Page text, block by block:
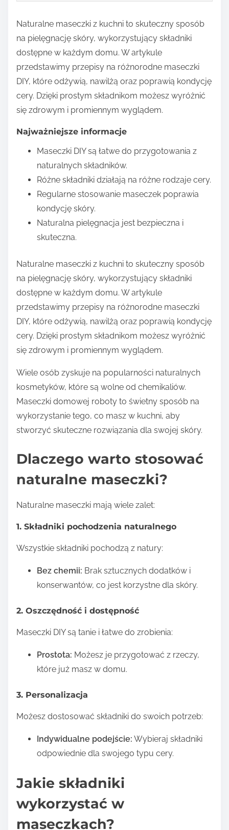
Naturalne maseczki z kuchni to skuteczny sposób
na pielęgnację skóry, wykorzystujący składniki
dostępne w każdym domu. W artykule
przedstawimy przepisy na różnorodne maseczki
DIY, które odżywią, nawilżą oraz poprawią kondycję
cery. Dzięki prostym składnikom możesz wyróżnić
się zdrowym i promiennym wyglądem.
Najważniejsze informacje
Maseczki DIY są łatwe do przygotowania z
naturalnych składników.
Różne składniki działają na różne rodzaje cery.
Regularne stosowanie maseczek poprawia
kondycję skóry.
Naturalna pielęgnacja jest bezpieczna i
skuteczna.
Naturalne maseczki z kuchni to skuteczny sposób
na pielęgnację skóry, wykorzystujący składniki
dostępne w każdym domu. W artykule
przedstawimy przepisy na różnorodne maseczki
DIY, które odżywią, nawilżą oraz poprawią kondycję
cery. Dzięki prostym składnikom możesz wyróżnić
się zdrowym i promiennym wyglądem.
Wiele osób zyskuje na popularności naturalnych
kosmetyków, które są wolne od chemikaliów.
Maseczki domowej roboty to świetny sposób na
wykorzystanie tego, co masz w kuchni, aby
stworzyć skuteczne rozwiązania dla swojej skóry.
Dlaczego warto stosować
naturalne maseczki?
Naturalne maseczki mają wiele zalet:
1. Składniki pochodzenia naturalnego
Wszystkie składniki pochodzą z natury:
Bez chemii: Brak sztucznych dodatków i
konserwantów, co jest korzystne dla skóry.
2. Oszczędność i dostępność
Maseczki DIY są tanie i łatwe do zrobienia:
Prostota: Możesz je przygotować z rzeczy,
które już masz w domu.
3. Personalizacja
Możesz dostosować składniki do swoich potrzeb:
Indywidualne podejście: Wybieraj składniki
odpowiednie dla swojego typu cery.
Jakie składniki
wykorzystać w
maseczkach?